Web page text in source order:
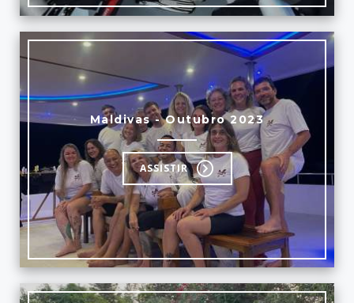
Maldivas - Outubro 2023
ASSISTIR